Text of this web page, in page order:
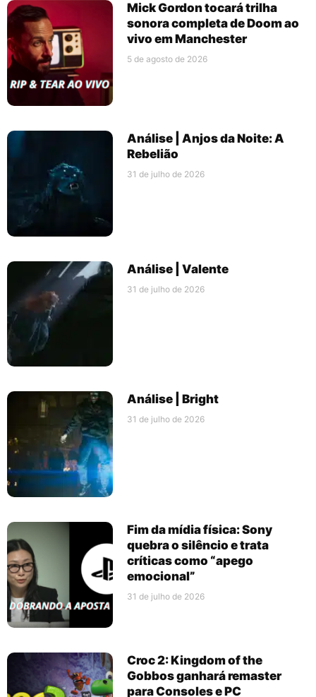
Mick Gordon tocará trilha
sonora completa de Doom ao
vivo em Manchester
5 de agosto de 2026
Análise | Anjos da Noite: A
Rebelião
31 de julho de 2026
Análise | Valente
31 de julho de 2026
Análise | Bright
31 de julho de 2026
Fim da mídia física: Sony
quebra o silêncio e trata
críticas como “apego
emocional”
31 de julho de 2026
Croc 2: Kingdom of the
Gobbos ganhará remaster
para Consoles e PC